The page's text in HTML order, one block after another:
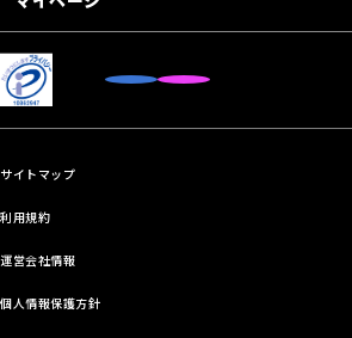
サイトマップ
利用規約
運営会社情報
個人情報保護方針